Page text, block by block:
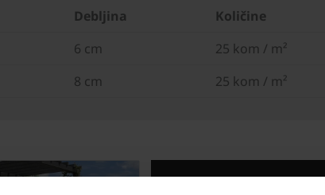
Debljina Količine
6 cm 25 kom / m²
8 cm 25 kom / m²